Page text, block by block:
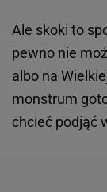
Ale skoki to
pewno nie
albo na
monstrum
chcieć podjąć